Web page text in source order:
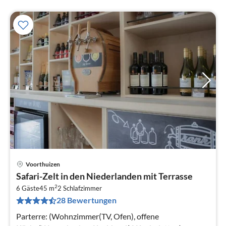
Voorthuizen
Safari-Zelt in den Niederlanden mit Terrasse
6 Gäste45 m22 Schlafzimmer
28 Bewertungen
Parterre: (Wohnzimmer(TV, Ofen), offene